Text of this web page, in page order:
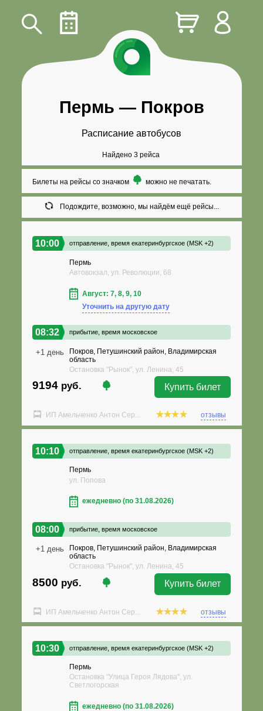
Пермь — Покров
Расписание автобусов
Найдено 3 рейса
Билеты на рейсы со значком можно не печатать.
Подождите, возможно, мы найдём ещё рейсы...
10:00 отправление, время екатеринбургское (MSK +2)
Пермь
Автовокзал, ул. Революции, 68
Август: 7, 8, 9, 10
Уточнить на другую дату
08:32 прибытие, время московское
+1 день
Покров, Петушинский район, Владимирская
область
Остановка "Рынок", ул. Ленина, 45
9194 руб. Купить билет
ИП Амельченко Антон Сер... отзывы
10:10 отправление, время екатеринбургское (MSK +2)
Пермь
ул. Попова
ежедневно (по 31.08.2026)
08:00 прибытие, время московское
+1 день
Покров, Петушинский район, Владимирская
область
Остановка "Рынок", ул. Ленина, 45
8500 руб. Купить билет
ИП Амельченко Антон Сер... отзывы
10:30 отправление, время екатеринбургское (MSK +2)
Пермь
Остановка "Улица Героя Лядова", ул.
Светлогорская
ежедневно (по 31.08.2026)